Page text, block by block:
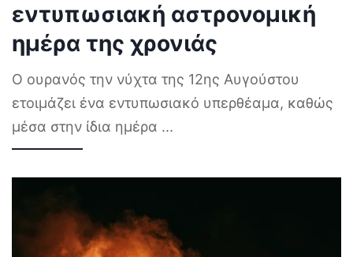
εντυπωσιακή αστρονομική
ημέρα της χρονιάς
Ο ουρανός την νύχτα της 12ης Αυγούστου
ετοιμάζει ένα εντυπωσιακό υπερθέαμα, καθώς
μέσα στην ίδια ημέρα ...